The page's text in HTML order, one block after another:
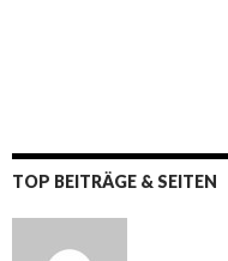
TOP BEITRÄGE & SEITEN